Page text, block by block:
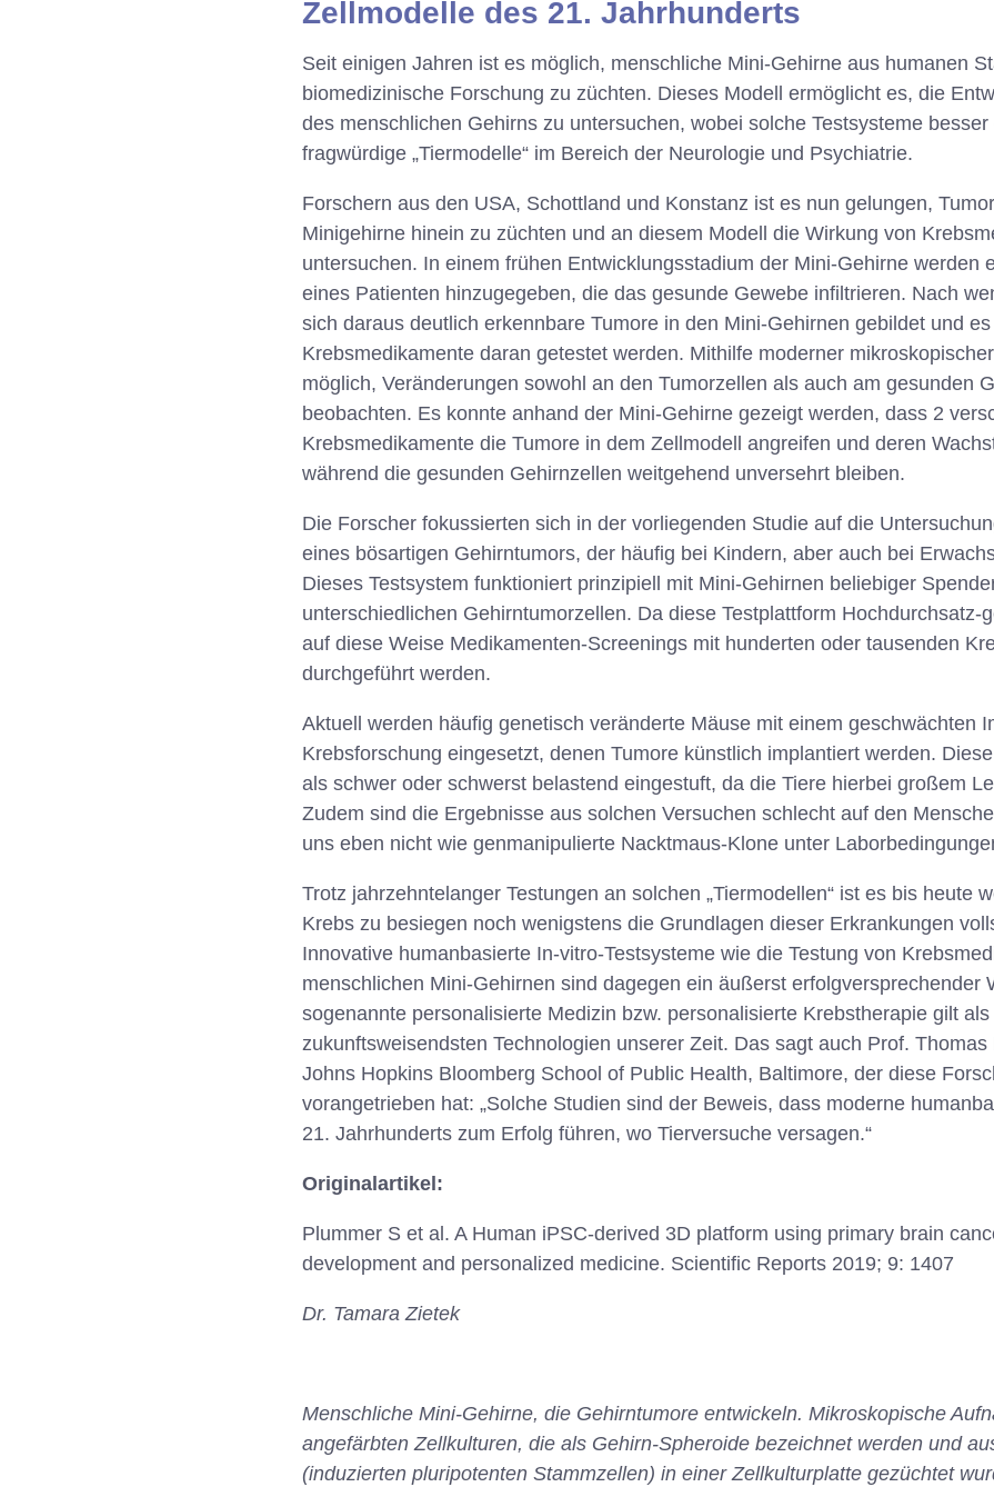
Zellmodelle des 21. Jahrhunderts
Seit einigen Jahren ist es möglich, menschliche Mini-Gehirne aus humanen
biomedizinische Forschung zu züchten. Dieses Modell ermöglicht es, die
des menschlichen Gehirns zu untersuchen, wobei solche Testsysteme
fragwürdige „Tiermodelle“ im Bereich der Neurologie und Psychiatrie.
Forschern aus den USA, Schottland und Konstanz ist es nun gelungen,
Minigehirne hinein zu züchten und an diesem Modell die Wirkung von
untersuchen. In einem frühen Entwicklungsstadium der Mini-Gehirne werden
eines Patienten hinzugegeben, die das gesunde Gewebe infiltrieren. Nach
sich daraus deutlich erkennbare Tumore in den Mini-Gehirnen gebildet und
Krebsmedikamente daran getestet werden. Mithilfe moderner
möglich, Veränderungen sowohl an den Tumorzellen als auch am gesunden
beobachten. Es konnte anhand der Mini-Gehirne gezeigt werden, dass 2
Krebsmedikamente die Tumore in dem Zellmodell angreifen und deren
während die gesunden Gehirnzellen weitgehend unversehrt bleiben.
Die Forscher fokussierten sich in der vorliegenden Studie auf die
eines bösartigen Gehirntumors, der häufig bei Kindern, aber auch bei
Dieses Testsystem funktioniert prinzipiell mit Mini-Gehirnen beliebiger
unterschiedlichen Gehirntumorzellen. Da diese Testplattform Hochdurchsatz-
auf diese Weise Medikamenten-Screenings mit hunderten oder tausenden
durchgeführt werden.
Aktuell werden häufig genetisch veränderte Mäuse mit einem geschwächten
Krebsforschung eingesetzt, denen Tumore künstlich implantiert werden.
als schwer oder schwerst belastend eingestuft, da die Tiere hierbei großem
Zudem sind die Ergebnisse aus solchen Versuchen schlecht auf den
uns eben nicht wie genmanipulierte Nacktmaus-Klone unter
Trotz jahrzehntelanger Testungen an solchen „Tiermodellen“ ist es bis heute
Krebs zu besiegen noch wenigstens die Grundlagen dieser Erkrankungen
Innovative humanbasierte In-vitro-Testsysteme wie die Testung von
menschlichen Mini-Gehirnen sind dagegen ein äußerst erfolgversprechender
sogenannte personalisierte Medizin bzw. personalisierte Krebstherapie gilt
zukunftsweisendsten Technologien unserer Zeit. Das sagt auch Prof.
Johns Hopkins Bloomberg School of Public Health, Baltimore, der diese
vorangetrieben hat: „Solche Studien sind der Beweis, dass moderne
21. Jahrhunderts zum Erfolg führen, wo Tierversuche versagen.“
Originalartikel:
Plummer S et al. A Human iPSC-derived 3D platform using primary brain
development and personalized medicine. Scientific Reports 2019; 9: 1407
Dr. Tamara Zietek
Menschliche Mini-Gehirne, die Gehirntumore entwickeln. Mikroskopische
angefärbten Zellkulturen, die als Gehirn-Spheroide bezeichnet werden und
(induzierten pluripotenten Stammzellen) in einer Zellkulturplatte gezüchtet